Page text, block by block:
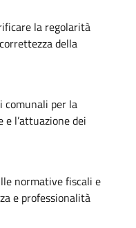
la regolarità
della
comunali per la
l’attuazione dei
normative fiscali e
e professionalità